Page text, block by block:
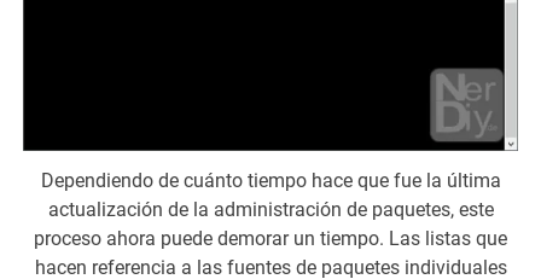
Dependiendo de cuánto tiempo hace que fue la última
actualización de la administración de paquetes, este
proceso ahora puede demorar un tiempo. Las listas que
hacen referencia a las fuentes de paquetes individuales